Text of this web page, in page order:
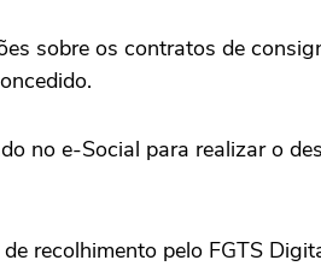
sobre os contratos de
no e-Social para realizar o
recolhimento pelo FGTS